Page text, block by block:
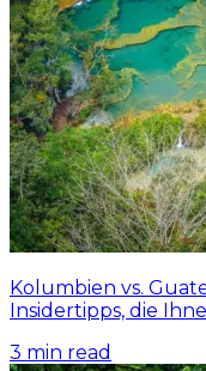
Kolumbien vs.
Insidertipps, die
3 min read